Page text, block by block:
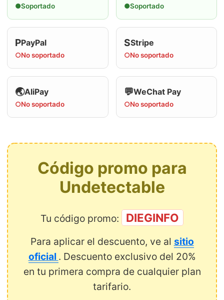
●Soportado ●Soportado
PPayPal
○No soportado
SStripe
○No soportado
🌏AliPay
○No soportado
💬WeChat Pay
○No soportado
Código promo para
Undetectable
Tu código promo: DIEGINFO
Para aplicar el descuento, ve al sitio
oficial . Descuento exclusivo del 20%
en tu primera compra de cualquier plan
tarifario.